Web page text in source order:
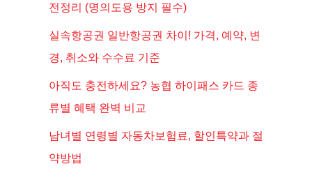
전정리 (명의도용 방지 필수)
실속항공권 일반항공권 차이! 가격, 예약, 변
경, 취소와 수수료 기준
아직도 충전하세요? 농협 하이패스 카드 종
류별 혜택 완벽 비교
남녀별 연령별 자동차보험료, 할인특약과 절
약방법